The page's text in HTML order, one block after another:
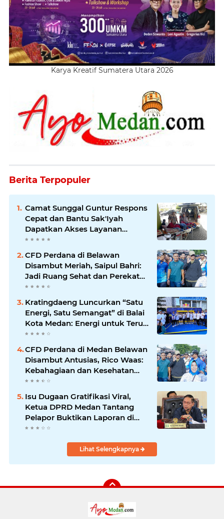
Karya Kreatif Sumatera Utara 2026
Berita Terpopuler
Camat Sunggal Guntur Respons
Cepat dan Bantu Sak'Iyah
Dapatkan Akses Layanan
Kesehatan
CFD Perdana di Belawan
Disambut Meriah, Saipul Bahri:
Jadi Ruang Sehat dan Perekat
Kebersamaan Warga Medan
Kratingdaeng Luncurkan “Satu
Energi, Satu Semangat” di Balai
Kota Medan: Energi untuk Terus
Bergerak Maju
CFD Perdana di Medan Belawan
Disambut Antusias, Rico Waas:
Kebahagiaan dan Kesehatan
Harus Hadir di Seluruh Penjuru
Isu Dugaan Gratifikasi Viral,
Ketua DPRD Medan Tantang
Pelapor Buktikan Laporan di
KPK dan Kejagung
Lihat Selengkapnya